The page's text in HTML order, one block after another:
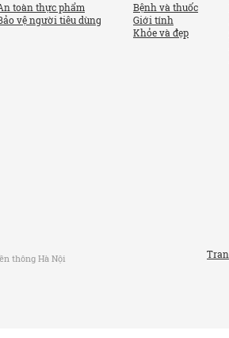
toàn thực phẩm
vệ người tiêu dùng
Bệnh và thuốc
Giới tính
Khỏe và đẹp
thông Hà Nội